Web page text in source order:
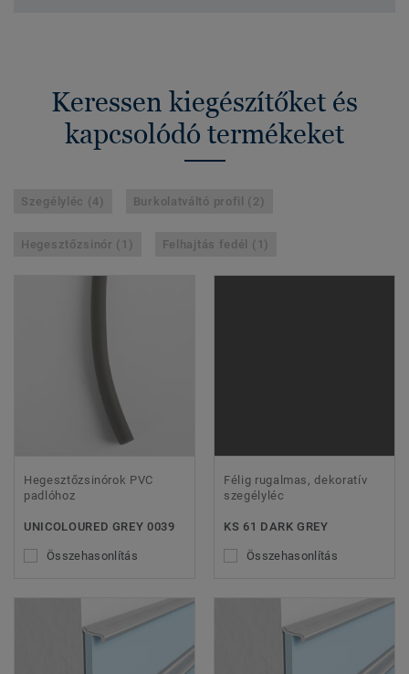
Keressen kiegészítőket és
kapcsolódó termékeket
Szegélyléc (4) Burkolatváltó profil (2)
Hegesztőzsinór (1) Felhajtás fedél (1)
Hegesztőzsinórok PVC
padlóhoz
UNICOLOURED GREY 0039
Összehasonlítás
Félig rugalmas, dekoratív
szegélyléc
KS 61 DARK GREY
Összehasonlítás